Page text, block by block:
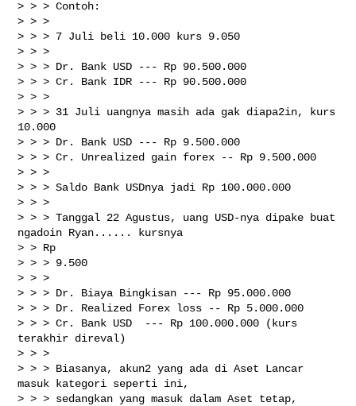
> > > Contoh:
> > >
> > > 7 Juli beli 10.000 kurs 9.050
> > >
> > > Dr. Bank USD --- Rp 90.500.000
> > > Cr. Bank IDR --- Rp 90.500.000
> > >
> > > 31 Juli uangnya masih ada gak diapa2in, kurs
10.000
> > > Dr. Bank USD --- Rp 9.500.000
> > > Cr. Unrealized gain forex -- Rp 9.500.000
> > >
> > > Saldo Bank USDnya jadi Rp 100.000.000
> > >
> > > Tanggal 22 Agustus, uang USD-nya dipake buat
ngadoin Ryan...... kursnya
> > Rp
> > > 9.500
> > >
> > > Dr. Biaya Bingkisan --- Rp 95.000.000
> > > Dr. Realized Forex loss -- Rp 5.000.000
> > > Cr. Bank USD  --- Rp 100.000.000 (kurs
terakhir direval)
> > >
> > > Biasanya, akun2 yang ada di Aset Lancar
masuk kategori seperti ini,
> > > sedangkan yang masuk dalam Aset tetap,